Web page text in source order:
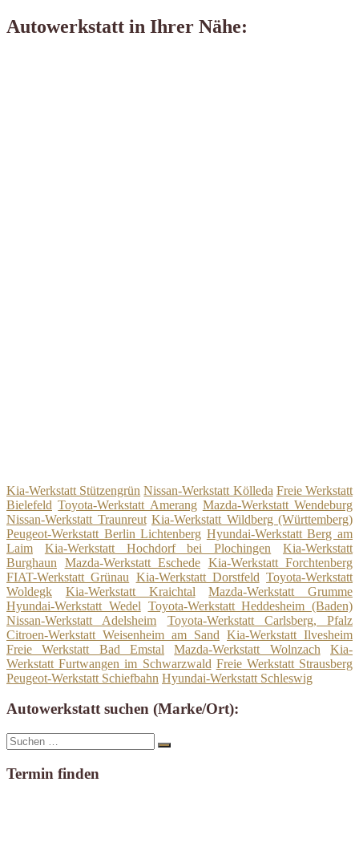
Autowerkstatt in Ihrer Nähe:
Kia-Werkstatt Stützengrün Nissan-Werkstatt Kölleda Freie Werkstatt
Bielefeld Toyota-Werkstatt Amerang Mazda-Werkstatt Wendeburg
Nissan-Werkstatt Traunreut Kia-Werkstatt Wildberg (Württemberg)
Peugeot-Werkstatt Berlin Lichtenberg Hyundai-Werkstatt Berg am
Laim
Kia-Werkstatt Hochdorf bei Plochingen
Kia-Werkstatt
Burghaun
Mazda-Werkstatt Eschede Kia-Werkstatt Forchtenberg
FIAT-Werkstatt Grünau Kia-Werkstatt Dorstfeld Toyota-Werkstatt
Woldegk
Kia-Werkstatt Kraichtal
Mazda-Werkstatt Grumme
Hyundai-Werkstatt Wedel Toyota-Werkstatt Heddesheim (Baden)
Nissan-Werkstatt Adelsheim
Toyota-Werkstatt Carlsberg, Pfalz
Citroen-Werkstatt Weisenheim am Sand Kia-Werkstatt Ilvesheim
Freie Werkstatt Bad Emstal
Mazda-Werkstatt Wolnzach
Kia-
Werkstatt Furtwangen im Schwarzwald Freie Werkstatt Strausberg
Peugeot-Werkstatt Schiefbahn Hyundai-Werkstatt Schleswig
Autowerkstatt suchen (Marke/Ort):
Suche
nach:
Suchen
Termin finden